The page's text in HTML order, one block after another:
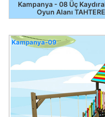
Kampanya - 08 Üç
Oyun Alanı
Kampanya-09